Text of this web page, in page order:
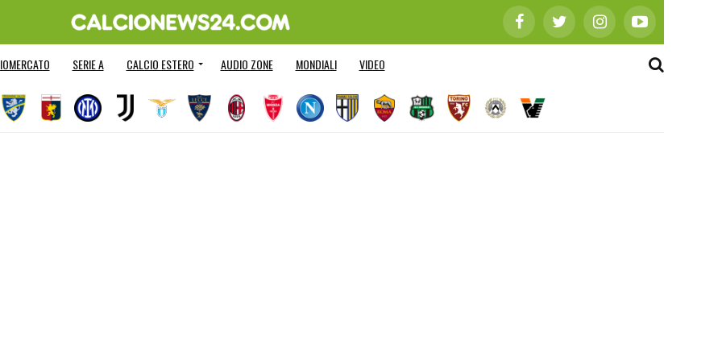
SERIE A CALCIO ESTERO AUDIO ZONE MONDIALI VIDEO